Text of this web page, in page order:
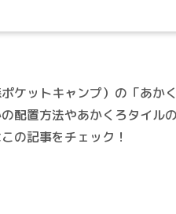
ケットキャンプ）の「あか
配置方法やあかくろタイル
の記事をチェック！